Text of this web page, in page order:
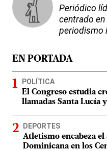
Periódico
centrado
periodismo
EN PORTADA
POLÍTICA
El Congreso estudia
llamadas Santa Lucía
DEPORTES
Atletismo encabeza
Dominicana en los